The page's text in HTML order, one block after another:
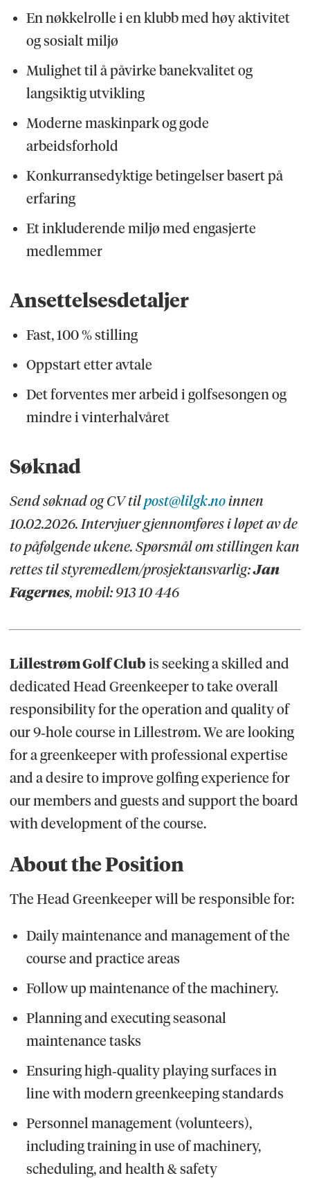
En nøkkelrolle i en klubb med høy aktivitet
og sosialt miljø
Mulighet til å påvirke banekvalitet og
langsiktig utvikling
Moderne maskinpark og gode
arbeidsforhold
Konkurransedyktige betingelser basert på
erfaring
Et inkluderende miljø med engasjerte
medlemmer
Ansettelsesdetaljer
Fast, 100 % stilling
Oppstart etter avtale
Det forventes mer arbeid i golfsesongen og
mindre i vinterhalvåret
Søknad
Send søknad og CV tilpost@lilgk.noinnen
10.02.2026. Intervjuer gjennomføres i løpet av de
to påfølgende ukene. Spørsmål om stillingen kan
rettes til styremedlem/prosjektansvarlig:Jan
Fagernes, mobil: 913 10 446
Lillestrøm Golf Club is seeking a skilled and
dedicated Head Greenkeeper to take overall
responsibility for the operation and quality of
our 9‑hole course in Lillestrøm. We are looking
for a greenkeeper with professional expertise
and a desire to improve golfing experience for
our members and guests and support the board
with development of the course.
About the Position
The Head Greenkeeper will be responsible for:
Daily maintenance and management of the
course and practice areas
Follow up maintenance of the machinery.
Planning and executing seasonal
maintenance tasks
Ensuring high‑quality playing surfaces in
line with modern greenkeeping standards
Personnel management (volunteers),
including training in use of machinery,
scheduling, and health & safety